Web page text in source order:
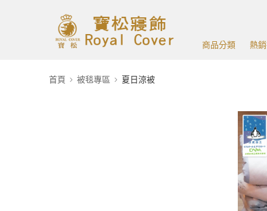
商品分類 熱
首頁 被毯專區 夏日涼被